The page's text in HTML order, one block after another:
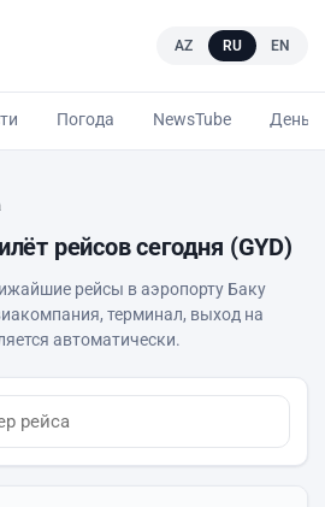
AZ RU EN
Погода NewsTube
рейсов сегодня (GYD)
рейсы в аэропорту Баку
терминал, выход на
автоматически.